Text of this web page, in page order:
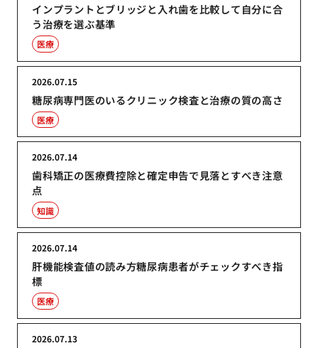
インプラントとブリッジと入れ歯を比較して自分に合
う治療を選ぶ基準
医療
糖尿病専門医のいるクリニック検査と治療の質の高さ
2026.07.15
医療
歯科矯正の医療費控除と確定申告で見落とすべき注意
点
2026.07.14
知識
肝機能検査値の読み方糖尿病患者がチェックすべき指
標
2026.07.14
医療
2026.07.13